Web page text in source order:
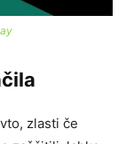
zlasti če